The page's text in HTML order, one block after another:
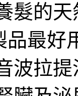
髮的
品最好
波拉